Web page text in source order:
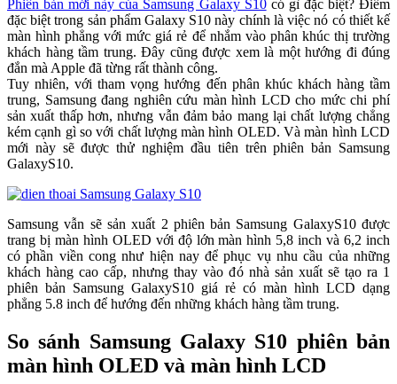
Phiên bản mới này của Samsung Galaxy S10có gì đặc biệt? Điểm
đặc biệt trong sản phẩm Galaxy S10 này chính là việc nó có thiết kế
màn hình phẳng với mức giá rẻ để nhắm vào phân khúc thị trường
khách hàng tầm trung. Đây cũng được xem là một hướng đi đúng
đắn mà Apple đã từng rất thành công.
Tuy nhiên, với tham vọng hướng đến phân khúc khách hàng tầm
trung, Samsung đang nghiên cứu màn hình LCD cho mức chi phí
sản xuất thấp hơn, nhưng vẫn đảm bảo mang lại chất lượng chẳng
kém cạnh gì so với chất lượng màn hình OLED. Và màn hình LCD
mới này sẽ được thử nghiệm đầu tiên trên phiên bản Samsung
GalaxyS10.
Samsung vẫn sẽ sản xuất 2 phiên bản Samsung GalaxyS10 được
trang bị màn hình OLED với độ lớn màn hình 5,8 inch và 6,2 inch
có phần viền cong như hiện nay để phục vụ nhu cầu của những
khách hàng cao cấp, nhưng thay vào đó nhà sản xuất sẽ tạo ra 1
phiên bản Samsung GalaxyS10 giá rẻ có màn hình LCD dạng
phẳng 5.8 inch để hướng đến những khách hàng tầm trung.
So sánh Samsung Galaxy S10 phiên bản
màn hình OLED và màn hình LCD